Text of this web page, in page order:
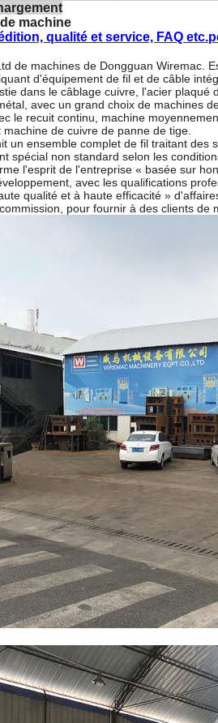
machine
qualité et service, FAQ
de machines de Dongguan Wiremac.
d'équipement de fil et de câble
dans le câblage cuivre, l'acier
avec un grand choix de machines
le recuit continu, machine
de cuivre de panne de tige.
un ensemble complet de fil traitant
spécial non standard selon les
l'esprit de l'entreprise « basée sur
avec les qualifications
qualité et à haute efficacité »
pour fournir à des clients de